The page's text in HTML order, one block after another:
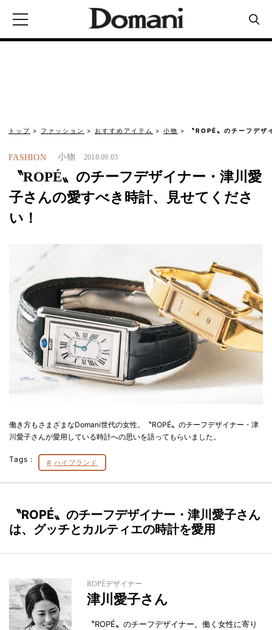
トップ ファッション おすすめアイテム 小物 〝ROPÉ〟のチーフデ
FASHION 小物 2018.09.03
〝ROPÉ〟のチーフデザイナー・津川愛
子さんの愛すべき時計、見せてくださ
い！
働き方もさまざまなDomani世代の女性。〝ROPÉ〟のチーフデザイナー・津
川愛子さんが愛用している時計への思いを語ってもらいました。
Tags： ハイブランド
〝ROPÉ〟のチーフデザイナー・津川愛子さん
は、グッチとカルティエの時計を愛用
ROPÉデザイナー
津川愛子さん
〝ROPÉ〟のチーフデザイナー。働く女性に寄り